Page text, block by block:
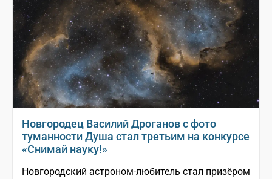
Новгородец Василий Дроганов с фото
туманности Душа стал третьим на конкурсе
«Снимай науку!»
Новгородский астроном-любитель стал призёром